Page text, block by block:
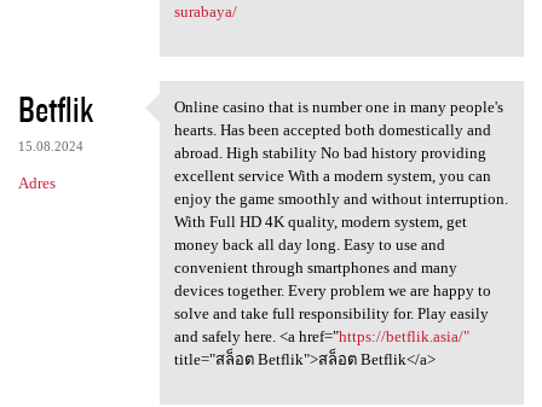
surabaya/
Betflik
15.08.2024
Adres
Online casino that is number
Online casino that is number one in many people's
hearts. Has been accepted both domestically and
abroad. High stability No bad history providing
excellent service With a modern system, you can
enjoy the game smoothly and without interruption.
With Full HD 4K quality, modern system, get
money back all day long. Easy to use and
convenient through smartphones and many
devices together. Every problem we are happy to
solve and take full responsibility for. Play easily
and safely here. <a href="https://betflik.asia/"
title="สล็อต Betflik">สล็อต Betflik</a>